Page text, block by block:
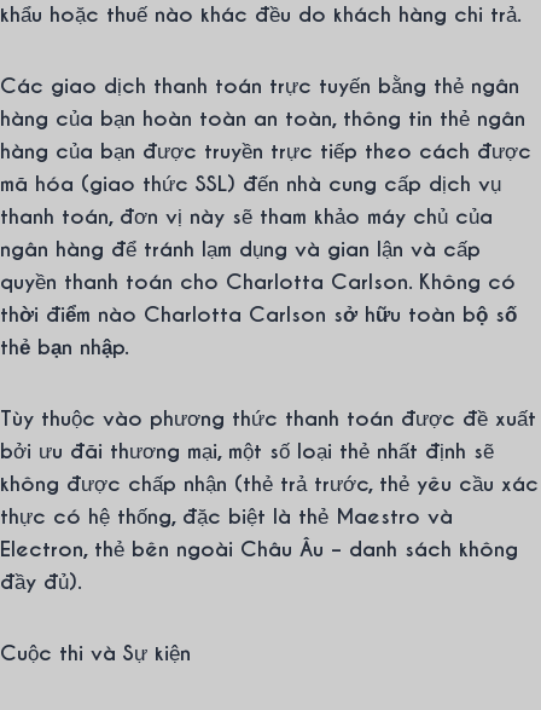
khẩu hoặc thuế nào khác đều do khách hàng chi trả.
Các giao dịch thanh toán trực tuyến bằng thẻ ngân
hàng của bạn hoàn toàn an toàn, thông tin thẻ ngân
hàng của bạn được truyền trực tiếp theo cách được
mã hóa (giao thức SSL) đến nhà cung cấp dịch vụ
thanh toán, đơn vị này sẽ tham khảo máy chủ của
ngân hàng để tránh lạm dụng và gian lận và cấp
quyền thanh toán cho Charlotta Carlson. Không có
thời điểm nào Charlotta Carlson sở hữu toàn bộ số
thẻ bạn nhập.
Tùy thuộc vào phương thức thanh toán được đề xuất
bởi ưu đãi thương mại, một số loại thẻ nhất định sẽ
không được chấp nhận (thẻ trả trước, thẻ yêu cầu xác
thực có hệ thống, đặc biệt là thẻ Maestro và
Electron, thẻ bên ngoài Châu Âu – danh sách không
đầy đủ).
Cuộc thi và Sự kiện